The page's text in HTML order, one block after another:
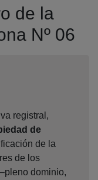
de la
Nº 06
registral,
de
de la
de los
dominio,